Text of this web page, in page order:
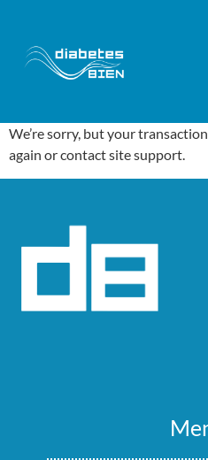
We’re sorry, but your
again or contact site support.